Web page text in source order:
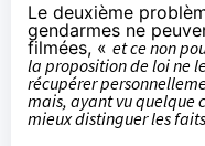
Le deuxième
gendarmes ne
filmées, « et ce non
la proposition de loi ne
récupérer
mais, ayant vu quelque
mieux distinguer les faits